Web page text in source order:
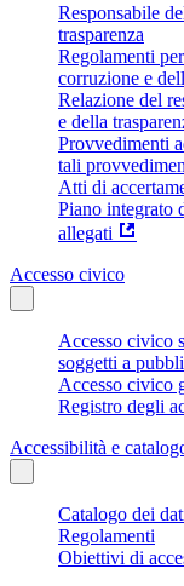
Responsabile
trasparenza
Regolamenti
corruzione e
Relazione del
e della
Provvedimenti
tali
Atti di
Piano integrato
allegati
Accesso civico
Accesso civico
soggetti a
Accesso civico
Registro degli
Accessibilità e
Catalogo dei
Regolamenti
Obiettivi di